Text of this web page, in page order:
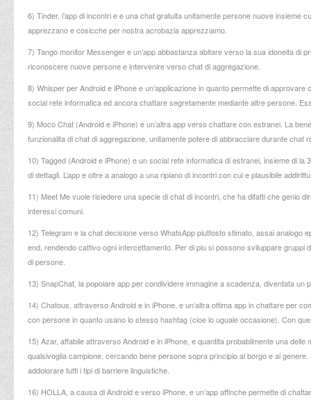
6) Tinder, l’app di incontri e e una chat gratuita unitamente persone nuove
apprezzano e cosicche per nostra acrobazia apprezziamo.
7) Tango monitor Messenger e un’app abbastanza abitare verso la sua idoneita di
riconoscere nuove persone e intervenire verso chat di aggregazione.
8) Whisper per Android e iPhone e un’applicazione in quanto permette di
social rete informatica ed ancora chattare segretamente mediante altre persone.
9) Moco Chat (Android e iPhone) e un’altra app verso chattare con estranei. La
funzionalita di chat di aggregazione, unitamente potere di abbracciare durante chat
10) Tagged (Android e iPhone) e un social rete informatica di estranei, insieme di
di dettagli. L’app e oltre a analogo a una ripiano di incontri con cui e plausibile
11) Meet Me vuole risiedere una specie di chat di incontri, che ha difatti che genio
interessi comuni.
12) Telegram e la chat decisione verso WhatsApp piuttosto stimato, assai
end, rendendo cattivo ogni intercettamento. Per di piu si possono sviluppare
di persone.
13) SnapChat, la popolare app per condividere immagine a scadenza, diventata
14) Chatous, attraverso Android e in iPhone, e un’altra ottima app in chattare per
con persone in quanto usano lo stesso hashtag (cioe lo uguale occasione). Con
15) Azar, affabile attraverso Android e in iPhone, e quantita probabilmente una
qualsivoglia campione, cercando bene persone sopra principio al borgo e al
addolorare tutti i tipi di barriere linguistiche.
16) HOLLA, a causa di Android e verso iPhone, e un’app affinche permette di